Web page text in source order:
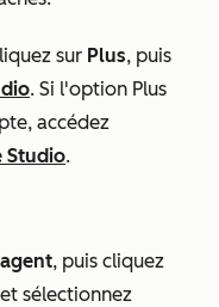
sur Plus, puis
. Si l'option Plus
accédez
Studio.
, puis cliquez
et sélectionnez